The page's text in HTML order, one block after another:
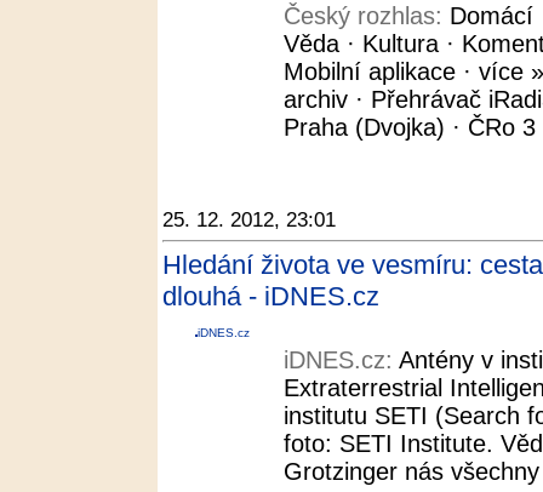
Český rozhlas: Domácí
Věda · Kultura ·
Mobilní aplikace · více
archiv · Přehrávač
Praha (Dvojka) · ČRo
25. 12. 2012, 23:01
Hledání života ve vesmíru:
dlouhá - iDNES.cz
iDNES.cz
iDNES.cz: Antény v
Extraterrestrial
institutu SETI (Search
foto: SETI Institute.
Grotzinger nás